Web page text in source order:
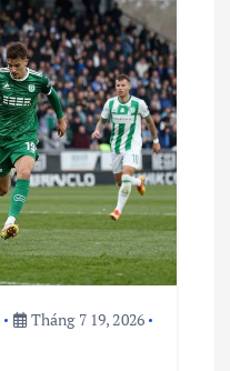
Tháng 7 19, 2026